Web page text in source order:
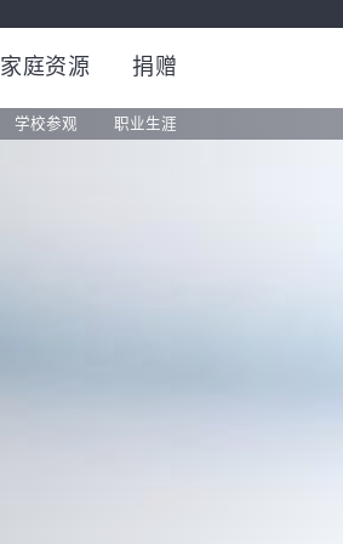
家庭资源 捐赠
学校参观 职业生涯